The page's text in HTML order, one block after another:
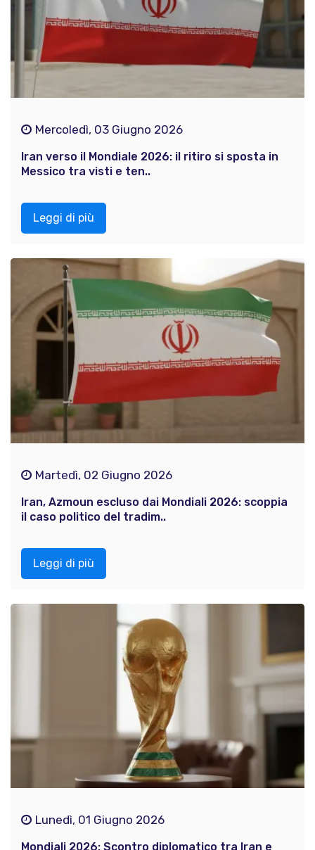
Mercoledì, 03 Giugno 2026
Iran verso il Mondiale 2026: il ritiro si sposta in
Messico tra visti e ten..
Leggi di più
Martedì, 02 Giugno 2026
Iran, Azmoun escluso dai Mondiali 2026: scoppia
il caso politico del tradim..
Leggi di più
Lunedì, 01 Giugno 2026
Mondiali 2026: Scontro diplomatico tra Iran e